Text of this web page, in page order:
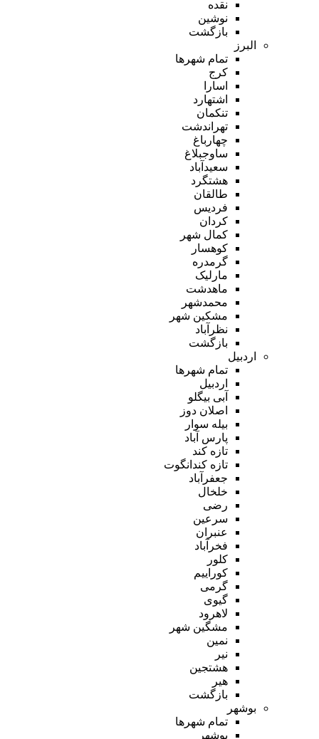
نقده
نوشین
بازگشت
البرز
تمام شهر‌ها
کرج
اسارا
اشتهارد
تنکمان
تهراندشت
چهارباغ
ساوجبلاغ
سعیدآباد
هشتگرد
طالقان
فردیس
کردان
کمال شهر
کوهسار
گرمدره
مارلیک
ماهدشت
محمدشهر
مشکین شهر
نظرآباد
بازگشت
اردبیل
تمام شهر‌ها
اردبیل
آبی بیگلو
اصلان دوز
بیله سوار
پارس آباد
تازه کند
تازه کندانگوت
جعفرآباد
خلخال
رضی
سرعین
عنبران
فخرآباد
کلور
کوراییم
گرمی
گیوی
لاهرود
مشگین شهر
نمین
نیر
هشتجین
هیر
بازگشت
بوشهر
تمام شهر‌ها
بوشهر